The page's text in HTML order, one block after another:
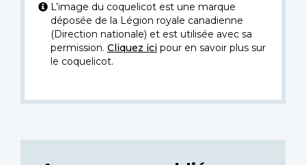
L’image du coquelicot est une marque
déposée de la Légion royale canadienne
(Direction nationale) et est utilisée avec sa
permission. Cliquez icipour en savoir plus sur
le coquelicot.